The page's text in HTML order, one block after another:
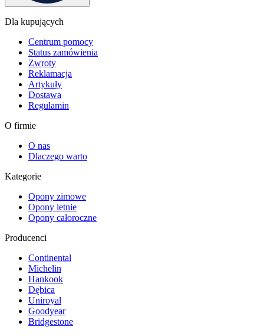
Dla kupujących
Centrum pomocy
Status zamówienia
Zwroty
Reklamacja
Artykuły
Dostawa
Regulamin
O firmie
O nas
Dlaczego warto
Kategorie
Opony zimowe
Opony letnie
Opony całoroczne
Producenci
Continental
Michelin
Hankook
Dębica
Uniroyal
Goodyear
Bridgestone